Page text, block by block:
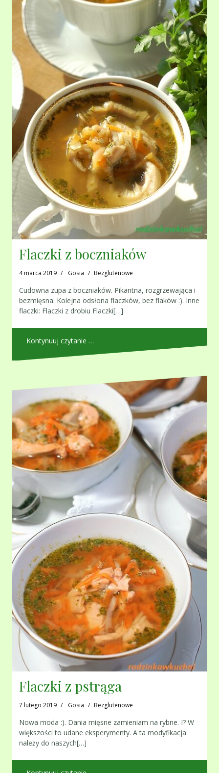
Flaczki z boczniaków
4 marca 2019 Gosia Bezglutenowe
Cudowna zupa z boczniaków. Pikantna, rozgrzewająca i
bezmięsna. Kolejna odsłona flaczków, bez flaków :). Inne
flaczki: Flaczki z drobiu Flaczki[…]
Kontynuuj czytanie …
Flaczki z pstrąga
7 lutego 2019 Gosia Bezglutenowe
Nowa moda :). Dania mięsne zamieniam na rybne. I? W
większości to udane eksperymenty. A ta modyfikacja
należy do naszych[…]